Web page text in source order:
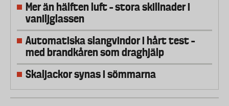
Mer än hälften luft – stora skillnader i
vaniljglassen
Automatiska slangvindor i hårt test –
med brandkåren som draghjälp
Skaljackor synas i sömmarna